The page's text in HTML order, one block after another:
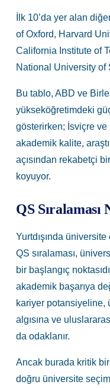
İlk 10’da yer alan
of Oxford, Harvard
California Institute of
National University of
Bu tablo, ABD ve
yükseköğretimdeki
gösterirken; İsviçre
akademik kalite,
açısından rekabetçi
koyuyor.
QS Sıralaması
Yurtdışında
QS sıralaması,
bir başlangıç
akademik başarıya
kariyer potansiyeline,
algısına ve
da odaklanır.
Ancak burada kritik bir
doğru üniversite